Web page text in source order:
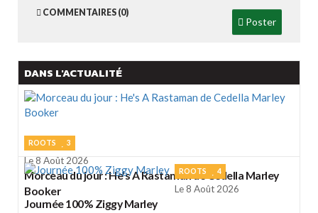
COMMENTAIRES (0)
Poster
DANS L'ACTUALITÉ
ROOTS 3
Le 8 Août 2026
Morceau du jour : He's A Rastaman de Cedella Marley
Booker
ROOTS 4
Le 8 Août 2026
Journée 100% Ziggy Marley